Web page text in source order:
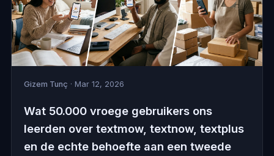
Gizem Tunç · Mar 12, 2026
Wat 50.000 vroege gebruikers ons
leerden over textmow, textnow, textplus
en de echte behoefte aan een tweede